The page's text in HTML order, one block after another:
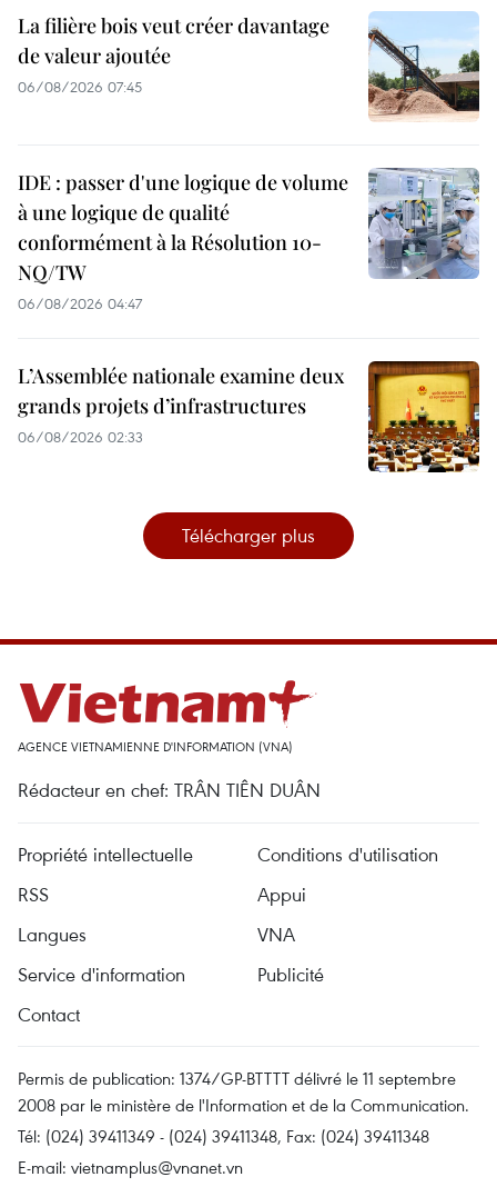
La filière bois veut créer davantage
de valeur ajoutée
06/08/2026 07:45
IDE : passer d'une logique de volume
à une logique de qualité
conformément à la Résolution 10-
NQ/TW
06/08/2026 04:47
L’Assemblée nationale examine deux
grands projets d’infrastructures
06/08/2026 02:33
Télécharger plus
AGENCE VIETNAMIENNE D'INFORMATION (VNA)
Rédacteur en chef: TRÂN TIÊN DUÂN
Propriété intellectuelle
Conditions d'utilisation
RSS
Appui
Langues
VNA
Service d'information
Publicité
Contact
Permis de publication: 1374/GP-BTTTT délivré le 11 septembre
2008 par le ministère de l'Information et de la Communication.
Tél: (024) 39411349 - (024) 39411348, Fax: (024) 39411348
E-mail: vietnamplus@vnanet.vn